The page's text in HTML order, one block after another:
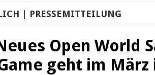
| PRESSEMITTEILUNG
Open World
geht im März